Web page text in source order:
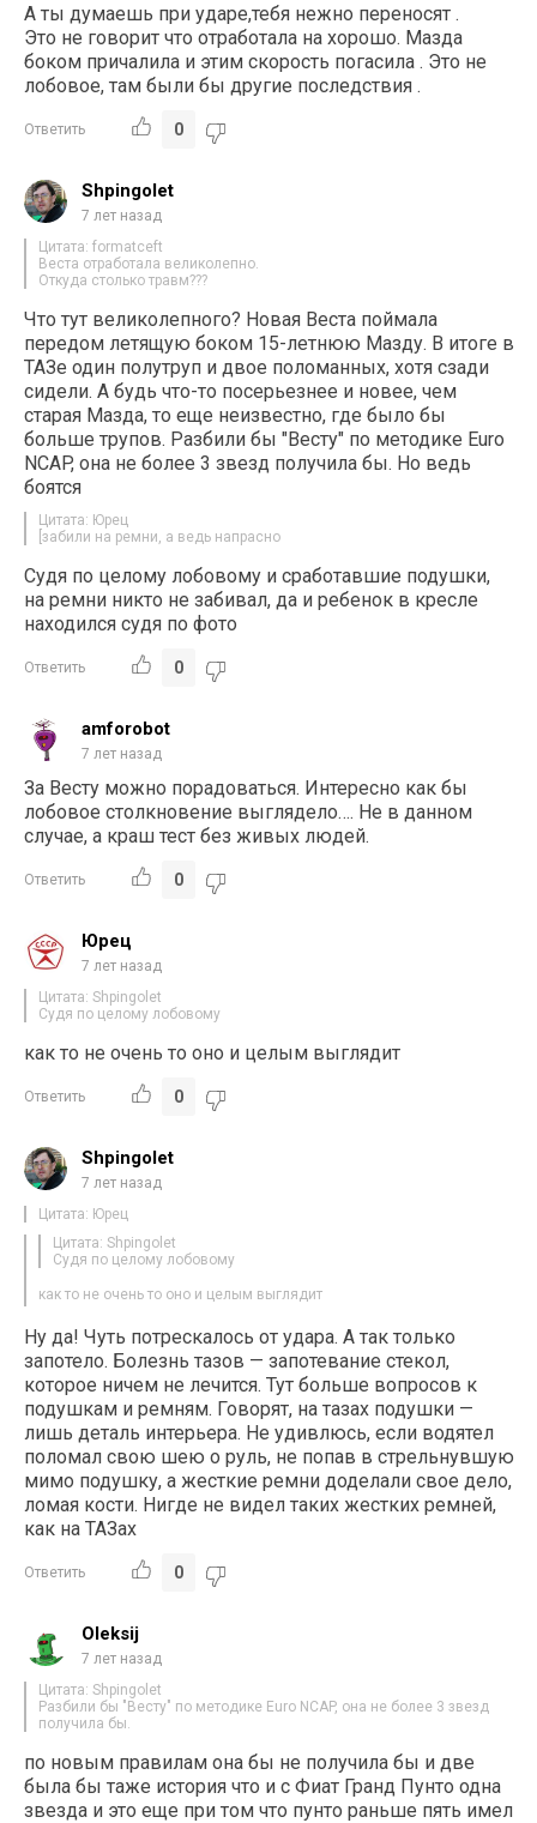
А ты думаешь при ударе,тебя нежно переносят .
Это не говорит что отработала на хорошо. Мазда
боком причалила и этим скорость погасила . Это не
лобовое, там были бы другие последствия .
Ответить 0
Shpingolet
7 лет назад
Цитата: formatceft
Веста отработала великолепно.
Откуда столько травм???
Что тут великолепного? Новая Веста поймала
передом летящую боком 15-летнюю Мазду. В итоге в
ТАЗе один полутруп и двое поломанных, хотя сзади
сидели. А будь что-то посерьезнее и новее, чем
старая Мазда, то еще неизвестно, где было бы
больше трупов. Разбили бы "Весту" по методике Euro
NCAP, она не более 3 звезд получила бы. Но ведь
боятся
Цитата: Юрец
[забили на ремни, а ведь напрасно
Судя по целому лобовому и сработавшие подушки,
на ремни никто не забивал, да и ребенок в кресле
находился судя по фото
Ответить 0
amforobot
7 лет назад
За Весту можно порадоваться. Интересно как бы
лобовое столкновение выглядело…. Не в данном
случае, а краш тест без живых людей.
Ответить 0
Юрец
7 лет назад
Цитата: Shpingolet
Судя по целому лобовому
как то не очень то оно и целым выглядит
Ответить 0
Shpingolet
7 лет назад
Цитата: Юрец
Цитата: Shpingolet
Судя по целому лобовому
как то не очень то оно и целым выглядит
Ну да! Чуть потрескалось от удара. А так только
запотело. Болезнь тазов — запотевание стекол,
которое ничем не лечится. Тут больше вопросов к
подушкам и ремням. Говорят, на тазах подушки —
лишь деталь интерьера. Не удивлюсь, если водятел
поломал свою шею о руль, не попав в стрельнувшую
мимо подушку, а жесткие ремни доделали свое дело,
ломая кости. Нигде не видел таких жестких ремней,
как на ТАЗах
Ответить 0
Oleksij
7 лет назад
Цитата: Shpingolet
Разбили бы "Весту" по методике Euro NCAP, она не более 3 звезд
получила бы.
по новым правилам она бы не получила бы и две
была бы таже история что и с Фиат Гранд Пунто одна
звезда и это еще при том что пунто раньше пять имел